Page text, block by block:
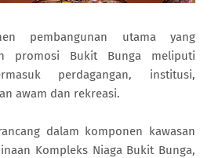
pembangunan utama yang
promosi Bukit Bunga meliputi
perdagangan, institusi,
awam dan rekreasi.
dalam komponen kawasan
Kompleks Niaga Bukit Bunga,